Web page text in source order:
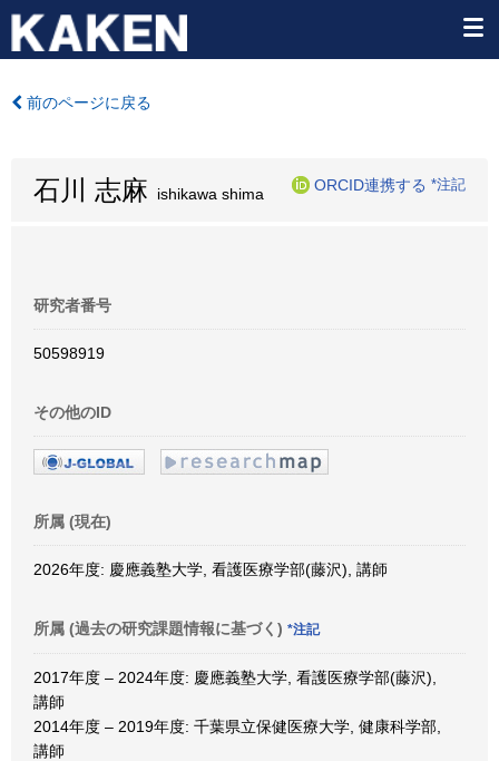
前のページに戻る
石川 志麻 ishikawa shima
ORCID連携する *注記
研究者番号
50598919
その他のID
所属 (現在)
2026年度: 慶應義塾大学, 看護医療学部(藤沢), 講師
所属 (過去の研究課題情報に基づく) *注記
2017年度 – 2024年度: 慶應義塾大学, 看護医療学部(藤沢),
講師
2014年度 – 2019年度: 千葉県立保健医療大学, 健康科学部,
講師